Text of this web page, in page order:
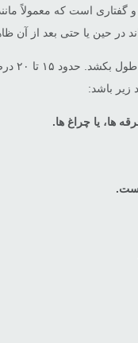
گفتاری است که معمولاً
در حین یا حتی بعد از آن
یک
باشد:
ها، یا چراغ ها.